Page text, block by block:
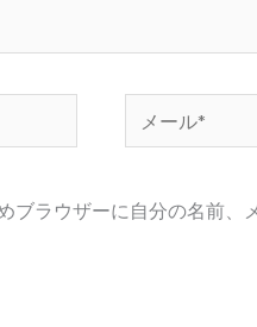
ー
*
ブラウザーに自分の名前、